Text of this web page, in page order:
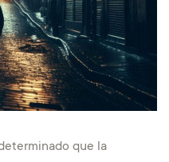
que la